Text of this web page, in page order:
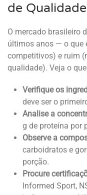
de
O mercado brasileiro
últimos anos — o que
competitivos) e ruim
qualidade). Veja o
Verifique os
deve ser o
Analise a
g de proteína por
Observe a
carboidratos e
porção.
Procure
Informed Sport,